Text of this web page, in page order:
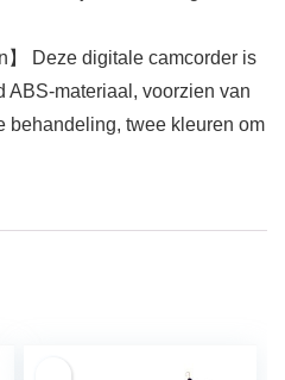
】 Deze digitale camcorder is
ABS-materiaal, voorzien van
behandeling, twee kleuren om